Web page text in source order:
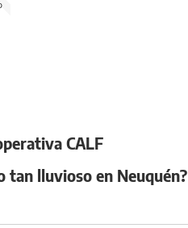
CALF
tan lluvioso en Neuquén?